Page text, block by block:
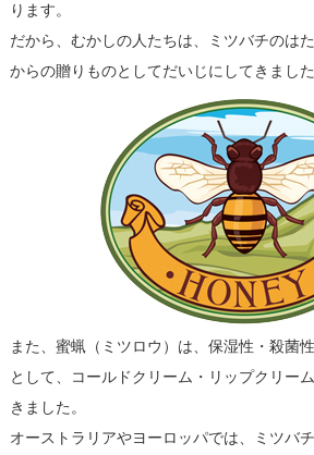
ります。
だから、むかしの人たちは、ミツバチのは
からの贈りものとしてだいじにしてきました
また、蜜蝋（ミツロウ）は、保湿性・殺菌
として、コールドクリーム・リップクリー
きました。
オーストラリアやヨーロッパでは、ミツバ